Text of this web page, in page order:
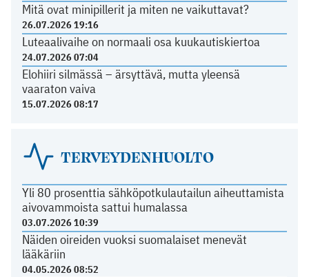
Mitä ovat minipillerit ja miten ne vaikuttavat?
26.07.2026 19:16
Luteaalivaihe on normaali osa kuukautiskiertoa
24.07.2026 07:04
Elohiiri silmässä – ärsyttävä, mutta yleensä
vaaraton vaiva
15.07.2026 08:17
TERVEYDENHUOLTO
Yli 80 prosenttia sähköpotkulautailun aiheuttamista
aivovammoista sattui humalassa
03.07.2026 10:39
Näiden oireiden vuoksi suomalaiset menevät
lääkäriin
04.05.2026 08:52